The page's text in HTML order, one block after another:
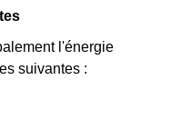
l'énergie
suivantes :